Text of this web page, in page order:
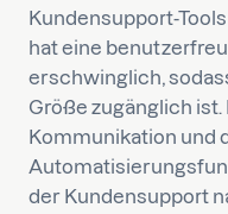
Kundensupport-
hat eine
erschwinglich,
Größe zugänglich
Kommunikation und
der Kundensupport